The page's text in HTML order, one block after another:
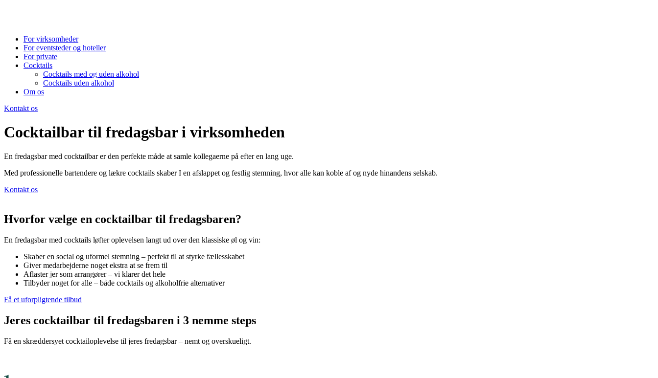
For virksomheder
For eventsteder og hoteller
For private
Cocktails
Cocktails med og uden alkohol
Cocktails uden alkohol
Om os
Kontakt os
Cocktailbar til fredagsbar i virksomheden
En fredagsbar med cocktailbar er den perfekte måde at samle kollegaerne på efter en lang uge.
Med professionelle bartendere og lækre cocktails skaber I en afslappet og festlig stemning, hvor alle kan koble af og nyde hinandens selskab.
Kontakt os
Hvorfor vælge en cocktailbar til fredagsbaren?
En fredagsbar med cocktails løfter oplevelsen langt ud over den klassiske øl og vin:
Skaber en social og uformel stemning – perfekt til at styrke fællesskabet
Giver medarbejderne noget ekstra at se frem til
Aflaster jer som arrangører – vi klarer det hele
Tilbyder noget for alle – både cocktails og alkoholfrie alternativer
Få et uforpligtende tilbud
Jeres cocktailbar til fredagsbaren i 3 nemme steps
Få en skræddersyet cocktailoplevelse til jeres fredagsbar – nemt og overskueligt.